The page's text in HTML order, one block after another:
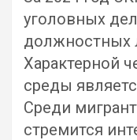
уголовных
должностных
Характерной
среды
Среди
стремится